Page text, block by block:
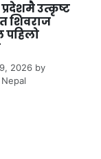
उत्कृष्ट
शिवराज
पहिलो
2026by